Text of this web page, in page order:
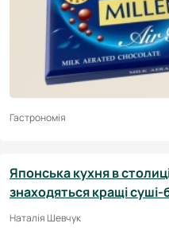
Гастрономія
Японська кухня в
знаходяться кращі
Наталія Шевчук